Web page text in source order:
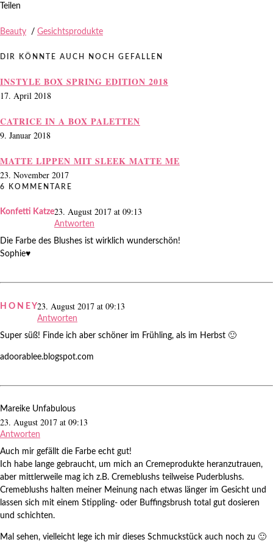
Teilen
Beauty / Gesichtsprodukte
DIR KÖNNTE AUCH NOCH GEFALLEN
INSTYLE BOX SPRING EDITION 2018
17. April 2018
CATRICE IN A BOX PALETTEN
9. Januar 2018
MATTE LIPPEN MIT SLEEK MATTE ME
23. November 2017
6 KOMMENTARE
Konfetti Katze23. August 2017 at 09:13
Antworten
Die Farbe des Blushes ist wirklich wunderschön!
Sophie♥
H O N E Y23. August 2017 at 09:13
Antworten
Super süß! Finde ich aber schöner im Frühling, als im Herbst 🙂
adoorablee.blogspot.com
Mareike Unfabulous
23. August 2017 at 09:13
Antworten
Auch mir gefällt die Farbe echt gut!
Ich habe lange gebraucht, um mich an Cremeprodukte heranzutrauen,
aber mittlerweile mag ich z.B. Cremeblushs teilweise Puderblushs.
Cremeblushs halten meiner Meinung nach etwas länger im Gesicht und
lassen sich mit einem Stippling- oder Buffingsbrush total gut dosieren
und schichten.
Mal sehen, vielleicht lege ich mir dieses Schmuckstück auch noch zu 🙂